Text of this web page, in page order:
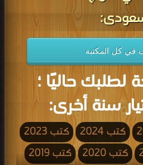
في كل المكتبة
لطلبك حاليًا ؛
سنة أخرى:
كتب 2024
كتب 2023
كتب 2020
كتب 2019